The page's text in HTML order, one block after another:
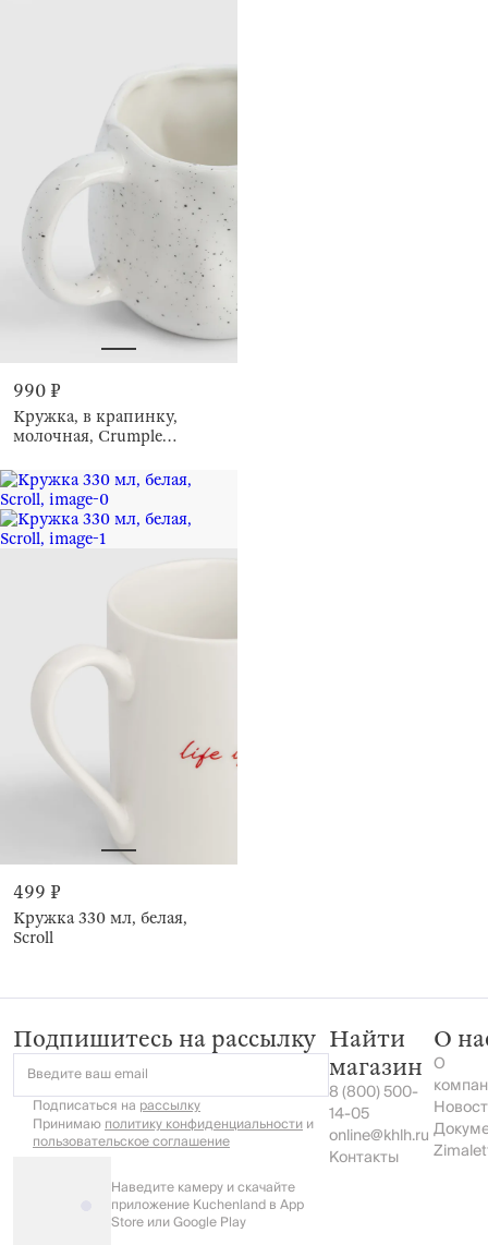
990 ₽
Кружка, в крапинку,
молочная, Crumple
499 ₽
Кружка 330 мл, белая,
Scroll
Подпишитесь на рассылку
Введите ваш email
Подписаться на рассылку
Принимаюполитику конфиденциальностии
пользовательское соглашение
Наведите камеру и скачайте
приложение Kuchenland в App
Store или Google Play
Найти
магазин
8 (800) 500-
14-05
online@khlh.ru
Контакты
О
О